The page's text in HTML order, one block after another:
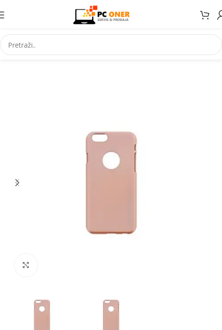
Početna Elektronika Mobiteli Maske za mobitele i dodaci